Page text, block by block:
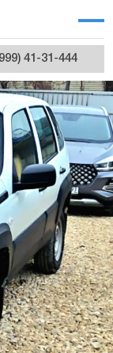
41-31-444